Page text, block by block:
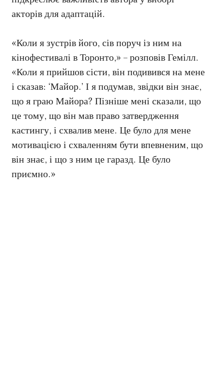
акторів для адаптацій.
«Коли я зустрів його, сів поруч із ним на
кінофестивалі в Торонто,» – розповів Гемілл.
«Коли я прийшов сісти, він подивився на мене
і сказав: ‘Майор.’ І я подумав, звідки він знає,
що я граю Майора? Пізніше мені сказали, що
це тому, що він мав право затвердження
кастингу, і схвалив мене. Це було для мене
мотивацією і схваленням бути впевненим, що
він знає, і що з ним це гаразд. Це було
приємно.»